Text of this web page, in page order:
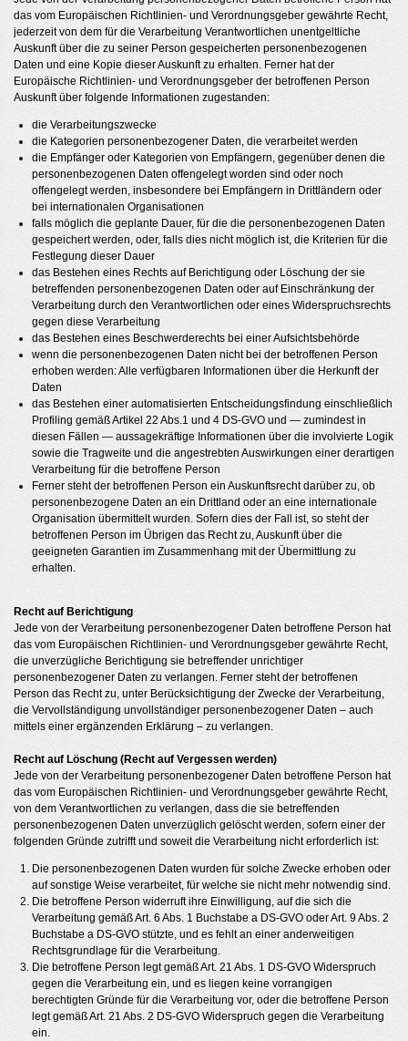
das vom Europäischen Richtlinien- und Verordnungsgeber gewährte Recht,
jederzeit von dem für die Verarbeitung Verantwortlichen unentgeltliche
Auskunft über die zu seiner Person gespeicherten personenbezogenen
Daten und eine Kopie dieser Auskunft zu erhalten. Ferner hat der
Europäische Richtlinien- und Verordnungsgeber der betroffenen Person
Auskunft über folgende Informationen zugestanden:
die Verarbeitungszwecke
die Kategorien personenbezogener Daten, die verarbeitet werden
die Empfänger oder Kategorien von Empfängern, gegenüber denen die
personenbezogenen Daten offengelegt worden sind oder noch
offengelegt werden, insbesondere bei Empfängern in Drittländern oder
bei internationalen Organisationen
falls möglich die geplante Dauer, für die die personenbezogenen Daten
gespeichert werden, oder, falls dies nicht möglich ist, die Kriterien für die
Festlegung dieser Dauer
das Bestehen eines Rechts auf Berichtigung oder Löschung der sie
betreffenden personenbezogenen Daten oder auf Einschränkung der
Verarbeitung durch den Verantwortlichen oder eines Widerspruchsrechts
gegen diese Verarbeitung
das Bestehen eines Beschwerderechts bei einer Aufsichtsbehörde
wenn die personenbezogenen Daten nicht bei der betroffenen Person
erhoben werden: Alle verfügbaren Informationen über die Herkunft der
Daten
das Bestehen einer automatisierten Entscheidungsfindung einschließlich
Profiling gemäß Artikel 22 Abs.1 und 4 DS-GVO und — zumindest in
diesen Fällen — aussagekräftige Informationen über die involvierte Logik
sowie die Tragweite und die angestrebten Auswirkungen einer derartigen
Verarbeitung für die betroffene Person
Ferner steht der betroffenen Person ein Auskunftsrecht darüber zu, ob
personenbezogene Daten an ein Drittland oder an eine internationale
Organisation übermittelt wurden. Sofern dies der Fall ist, so steht der
betroffenen Person im Übrigen das Recht zu, Auskunft über die
geeigneten Garantien im Zusammenhang mit der Übermittlung zu
erhalten.
Recht auf Berichtigung
Jede von der Verarbeitung personenbezogener Daten betroffene Person hat
das vom Europäischen Richtlinien- und Verordnungsgeber gewährte Recht,
die unverzügliche Berichtigung sie betreffender unrichtiger
personenbezogener Daten zu verlangen. Ferner steht der betroffenen
Person das Recht zu, unter Berücksichtigung der Zwecke der Verarbeitung,
die Vervollständigung unvollständiger personenbezogener Daten – auch
mittels einer ergänzenden Erklärung – zu verlangen.
Recht auf Löschung (Recht auf Vergessen werden)
Jede von der Verarbeitung personenbezogener Daten betroffene Person hat
das vom Europäischen Richtlinien- und Verordnungsgeber gewährte Recht,
von dem Verantwortlichen zu verlangen, dass die sie betreffenden
personenbezogenen Daten unverzüglich gelöscht werden, sofern einer der
folgenden Gründe zutrifft und soweit die Verarbeitung nicht erforderlich ist:
Die personenbezogenen Daten wurden für solche Zwecke erhoben oder
auf sonstige Weise verarbeitet, für welche sie nicht mehr notwendig sind.
Die betroffene Person widerruft ihre Einwilligung, auf die sich die
Verarbeitung gemäß Art. 6 Abs. 1 Buchstabe a DS-GVO oder Art. 9 Abs. 2
Buchstabe a DS-GVO stützte, und es fehlt an einer anderweitigen
Rechtsgrundlage für die Verarbeitung.
Die betroffene Person legt gemäß Art. 21 Abs. 1 DS-GVO Widerspruch
gegen die Verarbeitung ein, und es liegen keine vorrangigen
berechtigten Gründe für die Verarbeitung vor, oder die betroffene Person
legt gemäß Art. 21 Abs. 2 DS-GVO Widerspruch gegen die Verarbeitung
ein.